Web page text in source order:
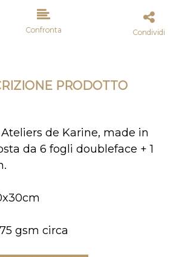
Confronta Condividi
PRODOTTO
de Karine, made in
da 6 fogli doubleface + 1
gsm circa